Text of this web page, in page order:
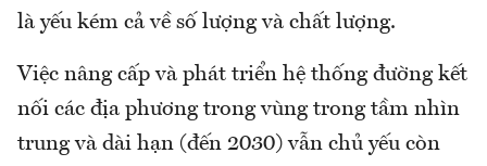
là yếu kém cả về số lượng và chất lượng.
Việc nâng cấp và phát triển hệ thống đường kết
nối các địa phương trong vùng trong tầm nhìn
trung và dài hạn (đến 2030) vẫn chủ yếu còn